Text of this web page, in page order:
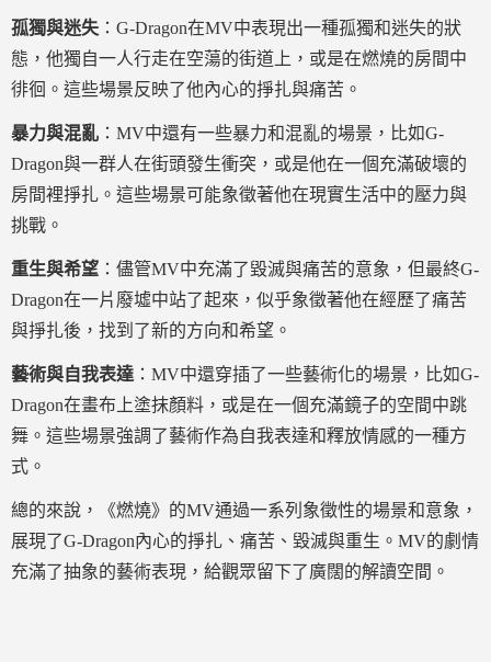
孤獨與迷失 ：G-Dragon在MV中表現出一種孤獨和迷失的狀
態，他獨自一人行走在空蕩的街道上，或是在燃燒的房間中
徘徊。這些場景反映了他內心的掙扎與痛苦。
暴力與混亂 ：MV中還有一些暴力和混亂的場景，比如G-
Dragon與一群人在街頭發生衝突，或是他在一個充滿破壞的
房間裡掙扎。這些場景可能象徵著他在現實生活中的壓力與
挑戰。
重生與希望 ：儘管MV中充滿了毀滅與痛苦的意象，但最終G-
Dragon在一片廢墟中站了起來，似乎象徵著他在經歷了痛苦
與掙扎後，找到了新的方向和希望。
藝術與自我表達 ：MV中還穿插了一些藝術化的場景，比如G-
Dragon在畫布上塗抹顏料，或是在一個充滿鏡子的空間中跳
舞。這些場景強調了藝術作為自我表達和釋放情感的一種方
式。
總的來說，《燃燒》的MV通過一系列象徵性的場景和意象，
展現了G-Dragon內心的掙扎、痛苦、毀滅與重生。MV的劇情
充滿了抽象的藝術表現，給觀眾留下了廣闊的解讀空間。